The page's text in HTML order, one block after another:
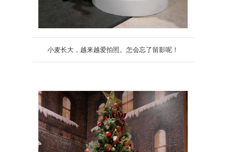
小麦长大，越来越爱拍照。怎会忘了留影呢！